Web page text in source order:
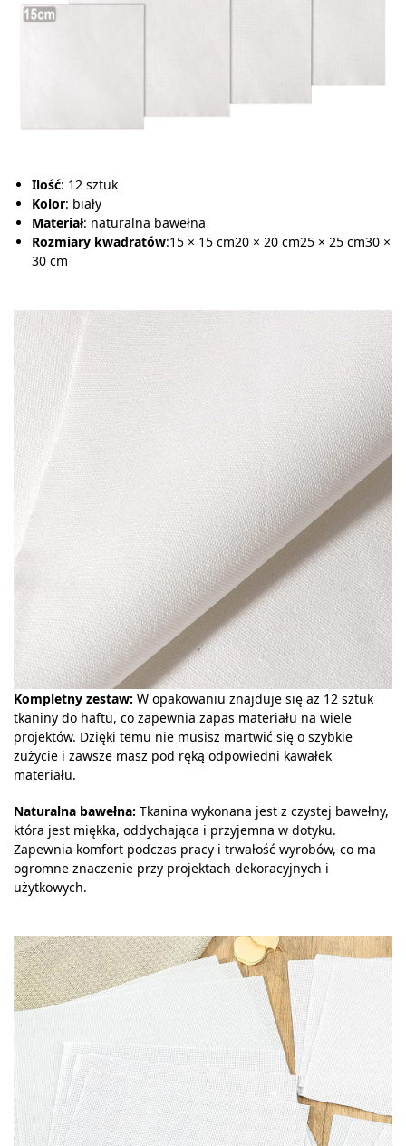
Ilość: 12 sztuk
Kolor: biały
Materiał: naturalna bawełna
Rozmiary kwadratów:15 × 15 cm20 × 20 cm25 × 25 cm30 ×
30 cm
Kompletny zestaw: W opakowaniu znajduje się aż 12 sztuk
tkaniny do haftu, co zapewnia zapas materiału na wiele
projektów. Dzięki temu nie musisz martwić się o szybkie
zużycie i zawsze masz pod ręką odpowiedni kawałek
materiału.
Naturalna bawełna: Tkanina wykonana jest z czystej bawełny,
która jest miękka, oddychająca i przyjemna w dotyku.
Zapewnia komfort podczas pracy i trwałość wyrobów, co ma
ogromne znaczenie przy projektach dekoracyjnych i
użytkowych.